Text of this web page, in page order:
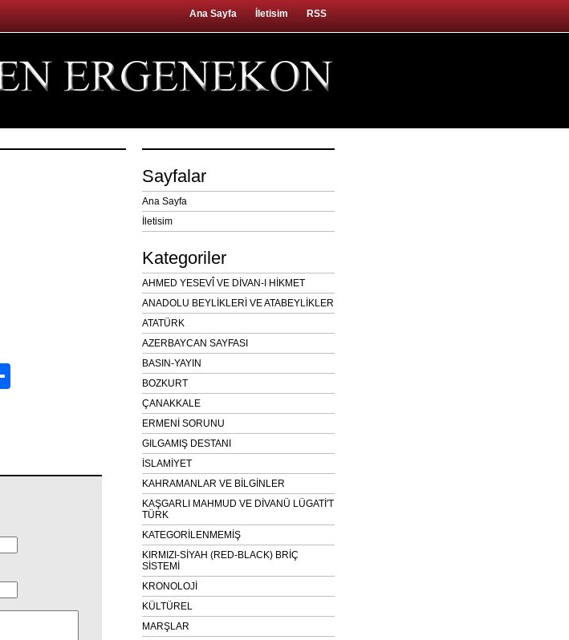
Ana Sayfa İletisim RSS
Sayfalar
Ana Sayfa
İletisim
Kategoriler
AHMED YESEVÎ VE DİVAN-I HİKMET
ANADOLU BEYLİKLERİ VE ATABEYLİKLER
ATATÜRK
AZERBAYCAN SAYFASI
BASIN-YAYIN
BOZKURT
ÇANAKKALE
ERMENİ SORUNU
GILGAMIŞ DESTANI
İSLAMİYET
KAHRAMANLAR VE BİLGİNLER
KAŞGARLI MAHMUD VE DİVANÜ LÜGATİ'T
TÜRK
KATEGORİLENMEMİŞ
KIRMIZI-SİYAH (RED-BLACK) BRİÇ
SİSTEMİ
KRONOLOJİ
KÜLTÜREL
MARŞLAR